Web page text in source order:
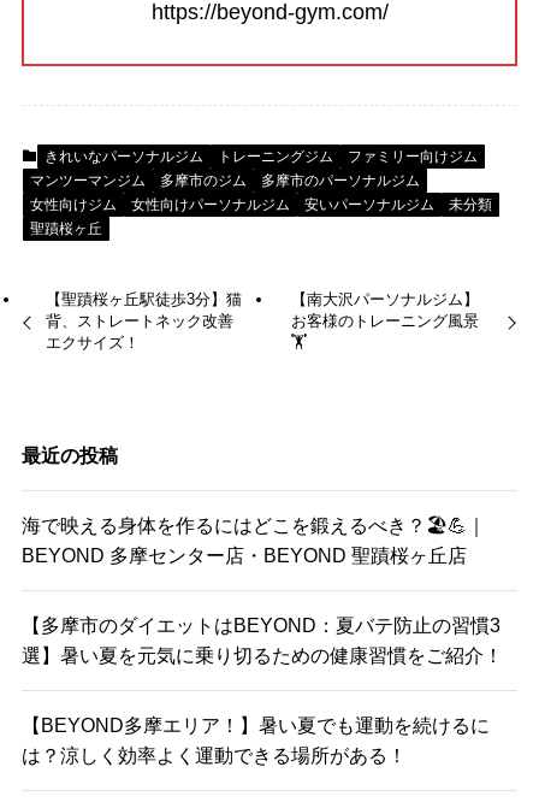
https://beyond-gym.com/
きれいなパーソナルジム トレーニングジム
ファミリー向けジム
マンツーマンジム
多摩市のジム
多摩市のパーソナルジム
女性向けジム
女性向けパーソナルジム 安いパーソナルジム
未分類
聖蹟桜ヶ丘
【聖蹟桜ヶ丘駅徒歩3分】猫
背、ストレートネック改善
エクサイズ！
【南大沢パーソナルジム】
お客様のトレーニング風景
🏋️
最近の投稿
海で映える身体を作るにはどこを鍛えるべき？🏖️💪｜
BEYOND 多摩センター店・BEYOND 聖蹟桜ヶ丘店
【多摩市のダイエットはBEYOND：夏バテ防止の習慣3
選】暑い夏を元気に乗り切るための健康習慣をご紹介！
【BEYOND多摩エリア！】暑い夏でも運動を続けるに
は？涼しく効率よく運動できる場所がある！